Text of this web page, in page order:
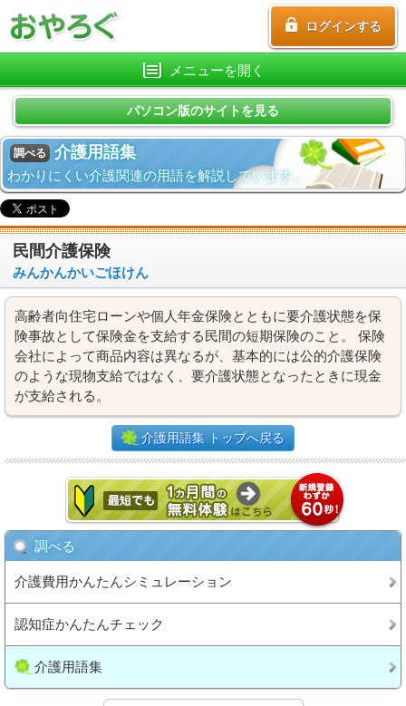
ログインする
メニューを開く
パソコン版のサイトを見る
調べる 介護用語集
わかりにくい介護関連の用語を解説しています。
民間介護保険
みんかんかいごほけん
高齢者向住宅ローンや個人年金保険とともに要介護状態を保
険事故として保険金を支給する民間の短期保険のこと。 保険
会社によって商品内容は異なるが、基本的には公的介護保険
のような現物支給ではなく、要介護状態となったときに現金
が支給される。
介護用語集 トップへ戻る
調べる
介護費用かんたんシミュレーション
認知症かんたんチェック
介護用語集